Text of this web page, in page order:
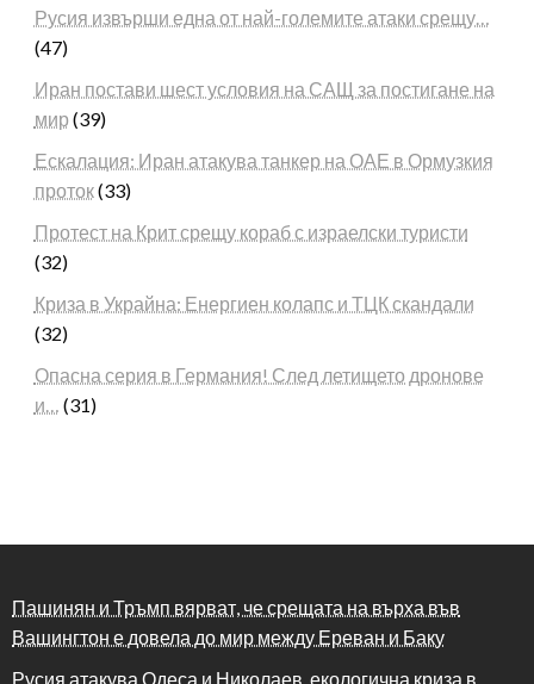
Русия извърши една от най-големите атаки срещу…
(47)
Иран постави шест условия на САЩ за постигане на
мир (39)
Ескалация: Иран атакува танкер на ОАЕ в Ормузкия
проток(33)
Протест на Крит срещу кораб с израелски туристи
(32)
Криза в Украйна: Енергиен колапс и ТЦК скандали
(32)
Опасна серия в Германия! След летището дронове
и… (31)
Пашинян и Тръмп вярват, че срещата на върха във
Вашингтон е довела до мир между Ереван и Баку
Русия атакува Одеса и Николаев, екологична криза в